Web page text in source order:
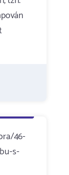
46-
s-